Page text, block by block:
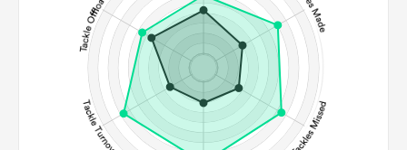
Kicks
Post Contact Meters